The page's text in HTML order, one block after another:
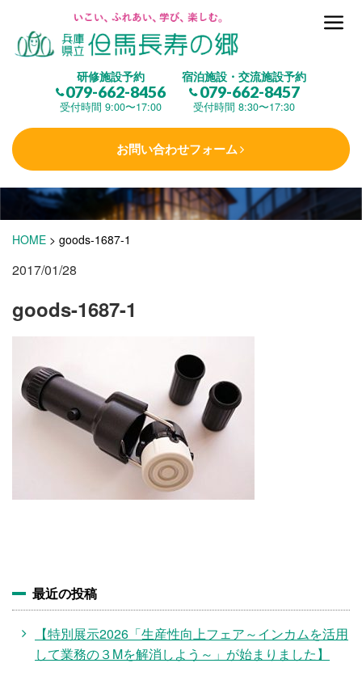
研修施設予約
079-662-8456
受付時間 9:00〜17:00
宿泊施設・交流施設予約
079-662-8457
受付時間 8:30〜17:30
お問い合わせフォーム
但馬長寿の郷とは
(研修施設)
楽しむ
学 ぶ(健康福祉)
(宿泊)
施設・料金
HOME > goods-1687-1
2017/01/28
goods-1687-1
最近の投稿
【特別展示2026「生産性向上フェア～インカムを活用
して業務の３Mを解消しよう～」が始まりました】